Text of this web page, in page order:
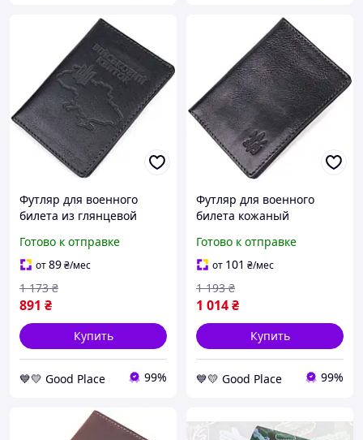
Футляр для военного
билета из глянцевой
модель 16777 Черный
GoodPlace -worry-free-
shopping-
Готово к отправке
от89₴/мес
891 ₴
1 173 ₴
Купить
💙💛 Good Place 99%
Футляр для военного
билета кожаный
ЗСУ GRANDE PELLE 16746
Черный GoodPlace -worry-
free-shopping-
Готово к отправке
от 101 ₴/мес
1 014₴
1 193 ₴
Купить
💙💛 Good Place 99%